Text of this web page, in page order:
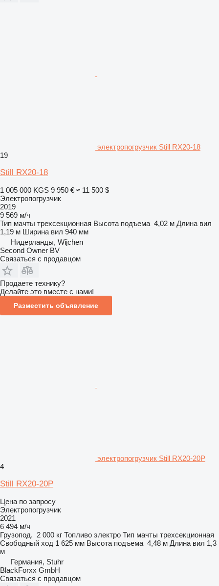
электропогрузчик Still RX20-18
19
Still RX20-18
1 005 000 KGS 9 950 € ≈ 11 500 $
Электропогрузчик
2019
9 569 м/ч
Тип мачты трехсекционная Высота подъема 4,02 м Длина вил
1,19 м Ширина вил 940 мм
Нидерланды, Wijchen
Second Owner BV
Связаться с продавцом
Продаете технику?
Делайте это вместе с нами!
Разместить объявление
электропогрузчик Still RX20-20P
4
Still RX20-20P
Цена по запросу
Электропогрузчик
2021
6 494 м/ч
Грузопод. 2 000 кг Топливо электро Тип мачты трехсекционная
Свободный ход 1 625 мм Высота подъема 4,48 м Длина вил 1,3
м
Германия, Stuhr
BlackForxx GmbH
Связаться с продавцом